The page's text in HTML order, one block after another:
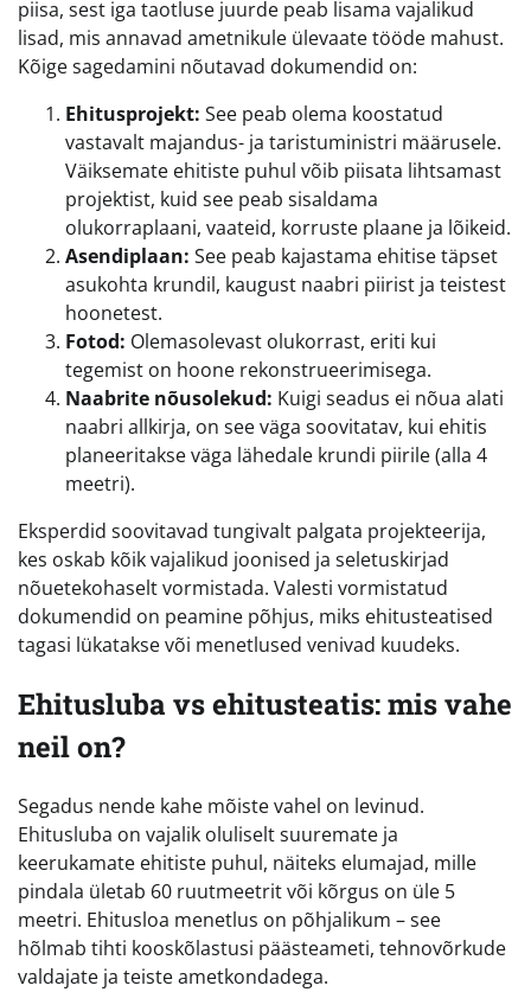
piisa, sest iga taotluse juurde peab lisama vajalikud
lisad, mis annavad ametnikule ülevaate tööde mahust.
Kõige sagedamini nõutavad dokumendid on:
Ehitusprojekt: See peab olema koostatud
vastavalt majandus- ja taristuministri määrusele.
Väiksemate ehitiste puhul võib piisata lihtsamast
projektist, kuid see peab sisaldama
olukorraplaani, vaateid, korruste plaane ja lõikeid.
Asendiplaan: See peab kajastama ehitise täpset
asukohta krundil, kaugust naabri piirist ja teistest
hoonetest.
Fotod: Olemasolevast olukorrast, eriti kui
tegemist on hoone rekonstrueerimisega.
Naabrite nõusolekud: Kuigi seadus ei nõua alati
naabri allkirja, on see väga soovitatav, kui ehitis
planeeritakse väga lähedale krundi piirile (alla 4
meetri).
Eksperdid soovitavad tungivalt palgata projekteerija,
kes oskab kõik vajalikud joonised ja seletuskirjad
nõuetekohaselt vormistada. Valesti vormistatud
dokumendid on peamine põhjus, miks ehitusteatised
tagasi lükatakse või menetlused venivad kuudeks.
Ehitusluba vs ehitusteatis: mis vahe
neil on?
Segadus nende kahe mõiste vahel on levinud.
Ehitusluba on vajalik oluliselt suuremate ja
keerukamate ehitiste puhul, näiteks elumajad, mille
pindala ületab 60 ruutmeetrit või kõrgus on üle 5
meetri. Ehitusloa menetlus on põhjalikum – see
hõlmab tihti kooskõlastusi päästeameti, tehnovõrkude
valdajate ja teiste ametkondadega.